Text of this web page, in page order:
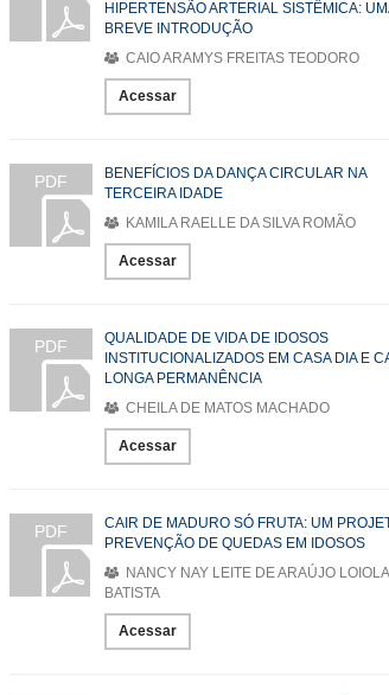
HIPERTENSÃO ARTERIAL SISTÊMICA:
BREVE INTRODUÇÃO
CAIO ARAMYS FREITAS TEODORO
Acessar
PDF
BENEFÍCIOS DA DANÇA CIRCULAR NA
TERCEIRA IDADE
KAMILA RAELLE DA SILVA ROMÃO
Acessar
PDF
QUALIDADE DE VIDA DE IDOSOS
INSTITUCIONALIZADOS EM CASA DIA E
LONGA PERMANÊNCIA
CHEILA DE MATOS MACHADO
Acessar
PDF
CAIR DE MADURO SÓ FRUTA: UM
PREVENÇÃO DE QUEDAS EM IDOSOS
NANCY NAY LEITE DE ARAÚJO LOIOLA
BATISTA
Acessar